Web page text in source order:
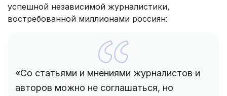
успешной независимой журналистики,
востребованной миллионами россиян:
«Со статьями и мнениями журналистов и
авторов можно не соглашаться, но